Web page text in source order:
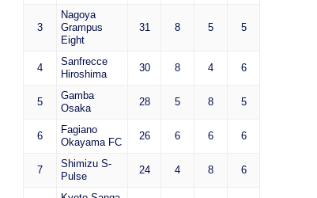
3
Nagoya
Grampus
Eight
31 8 5 5
4
Sanfrecce
Hiroshima
30 8 4 6
5
Gamba
Osaka
28 5 8 5
6
Fagiano
Okayama FC
26 6 6 6
7
Shimizu S-
Pulse
24 4 8 6